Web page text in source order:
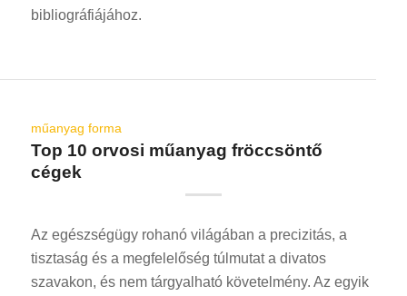
bibliográfiájához.
műanyag forma
Top 10 orvosi műanyag fröccsöntő
cégek
Az egészségügy rohanó világában a precizitás, a
tisztaság és a megfelelőség túlmutat a divatos
szavakon, és nem tárgyalható követelmény. Az egyik